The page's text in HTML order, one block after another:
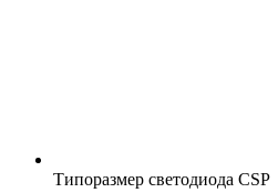
Типоразмер светодиода CSP